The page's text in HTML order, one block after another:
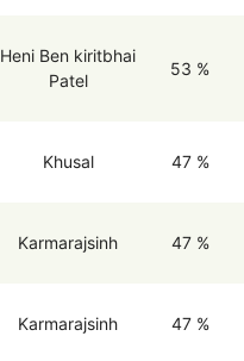
Heni Ben kiritbhai
Patel
53 %
Khusal 47 %
Karmarajsinh 47 %
Karmarajsinh 47 %